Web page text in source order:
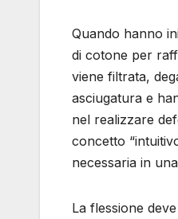
Quando hanno
di cotone per
viene filtrata,
asciugatura e
nel realizzare
concetto
necessaria in
La flessione